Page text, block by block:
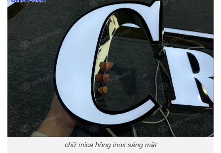
chữ mica hông inox sáng mặt